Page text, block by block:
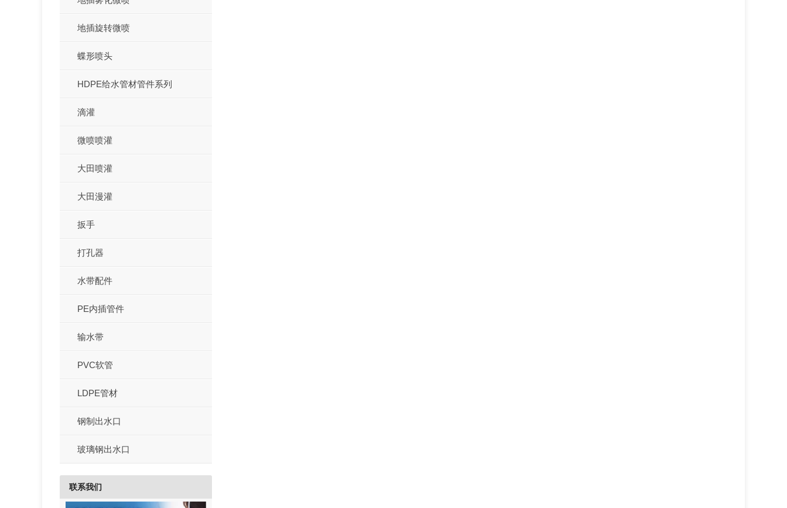
地插旋转微喷
蝶形喷头
HDPE给水管材管件系列
滴灌
微喷喷灌
大田喷灌
大田漫灌
扳手
打孔器
水带配件
PE内插管件
输水带
PVC软管
LDPE管材
钢制出水口
玻璃钢出水口
联系我们